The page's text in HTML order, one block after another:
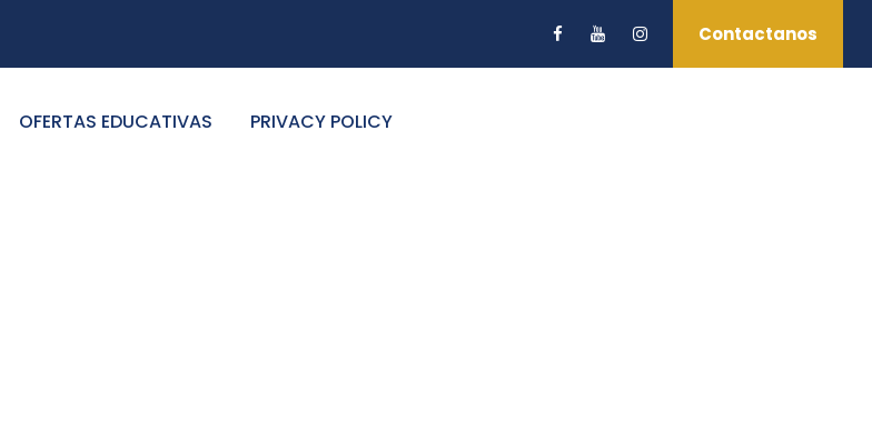
Contactanos
OFERTAS EDUCATIVAS PRIVACY POLICY